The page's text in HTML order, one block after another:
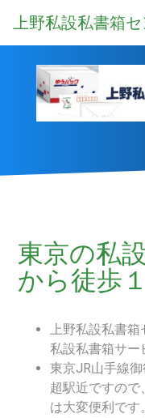
上野私設私書箱セ
東京の私
から徒歩
上野私設私書
私設私書箱サー
東京JR山手線
超駅近ですので
は大変便利です。